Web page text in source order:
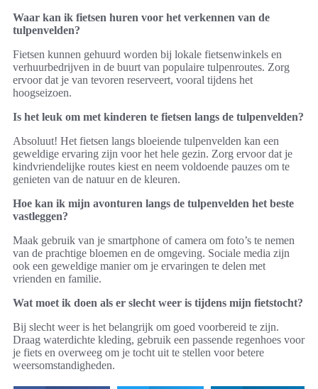
Waar kan ik fietsen huren voor het verkennen van de
tulpenvelden?
Fietsen kunnen gehuurd worden bij lokale fietsenwinkels en
verhuurbedrijven in de buurt van populaire tulpenroutes. Zorg
ervoor dat je van tevoren reserveert, vooral tijdens het
hoogseizoen.
Is het leuk om met kinderen te fietsen langs de tulpenvelden?
Absoluut! Het fietsen langs bloeiende tulpenvelden kan een
geweldige ervaring zijn voor het hele gezin. Zorg ervoor dat je
kindvriendelijke routes kiest en neem voldoende pauzes om te
genieten van de natuur en de kleuren.
Hoe kan ik mijn avonturen langs de tulpenvelden het beste
vastleggen?
Maak gebruik van je smartphone of camera om foto’s te nemen
van de prachtige bloemen en de omgeving. Sociale media zijn
ook een geweldige manier om je ervaringen te delen met
vrienden en familie.
Wat moet ik doen als er slecht weer is tijdens mijn fietstocht?
Bij slecht weer is het belangrijk om goed voorbereid te zijn.
Draag waterdichte kleding, gebruik een passende regenhoes voor
je fiets en overweeg om je tocht uit te stellen voor betere
weersomstandigheden.